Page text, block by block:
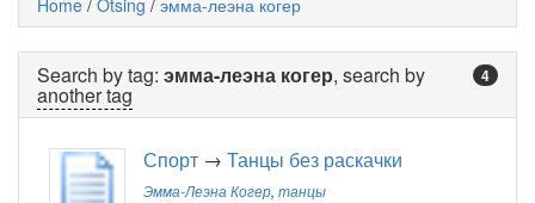
Home / Otsing / эмма-леэна когер
4
Search by tag: эмма-леэна когер, search by
another tag
Спорт → Танцы без раскачки
Эмма-Леэна Когер, танцы